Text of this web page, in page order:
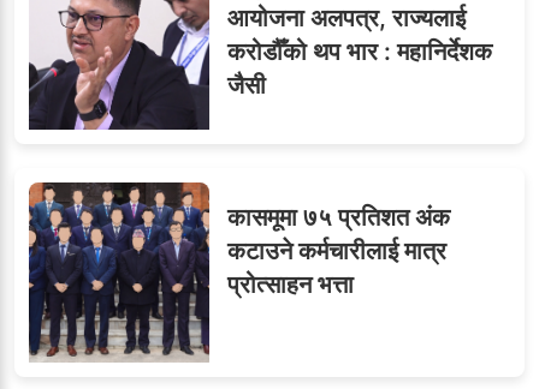
आयोजना अलपत्र, राज्यलाई
करोडौँको थप भार : महानिर्देशक
जैसी
कासमूमा ७५ प्रतिशत अंक
कटाउने कर्मचारीलाई मात्र
प्रोत्साहन भत्ता